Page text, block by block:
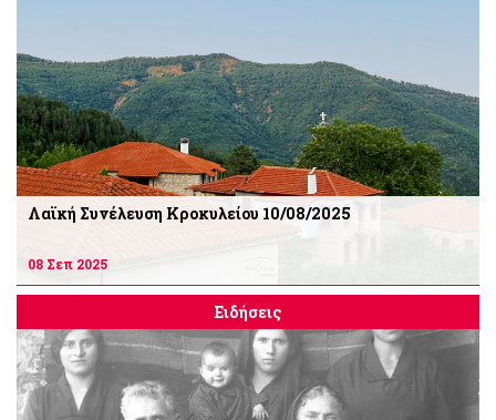
Λαϊκή Συνέλευση Κροκυλείου 10/08/2025
08 Σεπ 2025
Ειδήσεις